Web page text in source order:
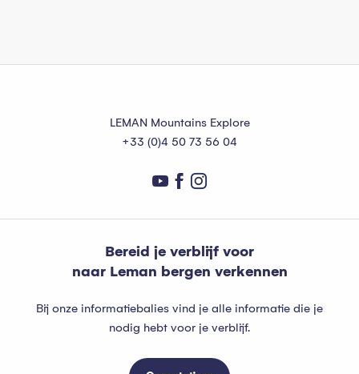
LEMAN Mountains Explore
+33 (0)4 50 73 56 04
Bereid je verblijf voor
naar Leman bergen verkennen
Bij onze informatiebalies vind je alle informatie die je
nodig hebt voor je verblijf.